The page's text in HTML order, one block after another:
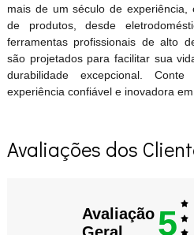
mais de um século de experiência,
de produtos, desde
ferramentas profissionais de alto
são projetados para facilitar sua
durabilidade excepcional.
experiência confiável e inovadora
Avaliações dos
Avaliação 5